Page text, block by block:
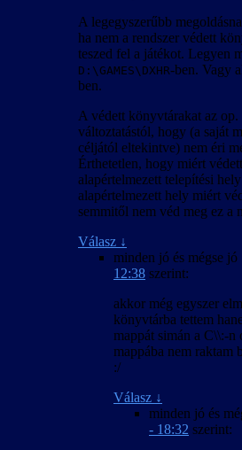
A legegyszerűbb
ha nem a rendszer védett
teszed fel a játékot. Legyen
D:\GAMES\DXHR-ben. Vagy
ben.
A védett könyvtárakat az
változtatástól, hogy (a saját
céljától eltekintve) nem éri
Érthetetlen, hogy miért
alapértelmezett telepítési
alapértelmezett hely miért
semmitől nem véd meg ez a
Válasz ↓
minden jó és mégse jó
12:38 szerint:
akkor még egyszer
könyvtárba tettem
mappát simán a C\\:-n
mappába nem raktam
:/
Válasz ↓
minden jó és
- 18:32 szerint: